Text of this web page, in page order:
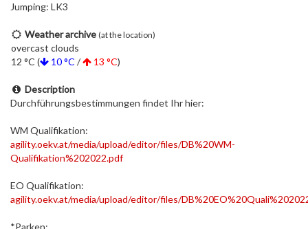
Jumping: LK3
Weather archive (at the location)
overcast clouds
12 °C (
10 °C / 13 °C)
Description
Durchführungsbestimmungen findet Ihr hier:
WM Qualifikation:
agility.oekv.at/media/upload/editor/files/DB%20WM-
Qualifikation%202022.pdf
EO Qualifikation:
agility.oekv.at/media/upload/editor/files/
*Parken: